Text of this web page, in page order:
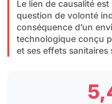
Le lien de causalité est
question de volonté
conséquence d’un
technologique conçu
et ses effets sanitaires